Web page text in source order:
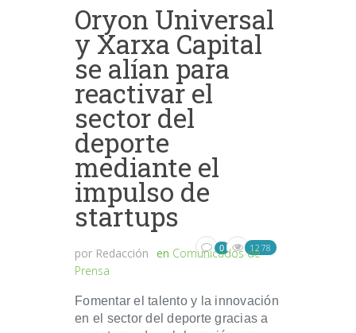
Oryon Universal
y Xarxa Capital
se alían para
reactivar el
sector del
deporte
mediante el
impulso de
startups
por Redacción en Comunicados de
Prensa
0 1278
Fomentar el talento y la innovación
en el sector del deporte gracias a